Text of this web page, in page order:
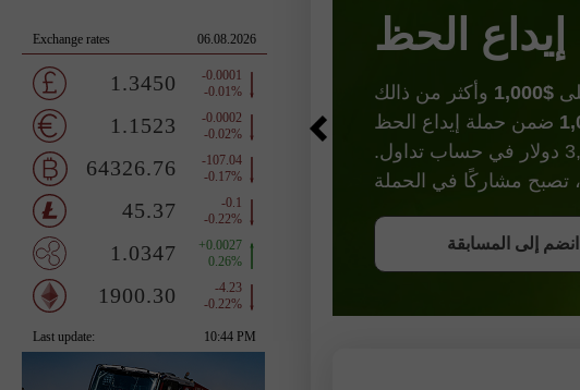
إيداع الحظ
$1,000
احصل على فرصة للفوز من خلال إيداع 3,000 دولار في حساب تداول.
انضم إلى المسابقة
انضم إلى المسابقة
احصل على بونص